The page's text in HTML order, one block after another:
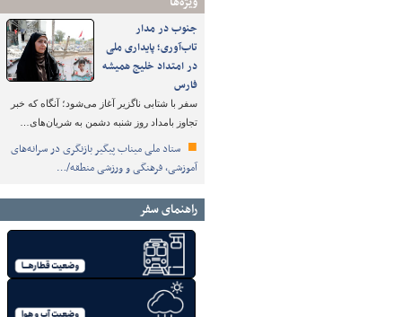
جنوب در مدار
تاب‌آوری؛ پایداری ملی
در امتداد خلیج همیشه
فارس
سفر با شتابی ناگزیر آغاز می‌شود؛ آنگاه که خبر
تجاوز بامداد روز شنبه دشمن به شریان‌های…
ستاد ملی میناب پیگیر بازنگری در سرانه‌های
آموزشی، فرهنگی و ورزشی منطقه/…
راهنمای سفر